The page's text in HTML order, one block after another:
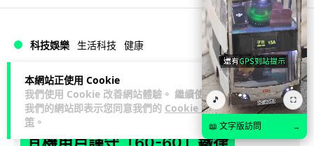
本網站正使用 Cookie
我們使用 Cookie 改善網站體驗。 繼續使用
我們的網站即表示您同意我們的 Cookie 政
策 。
科技娛樂 生活科技 健康
arthur 2 日
AirPods 用家注意聽力響紅燈 醫學界籲
🎵 ⛶
📖 文字版訪問 →